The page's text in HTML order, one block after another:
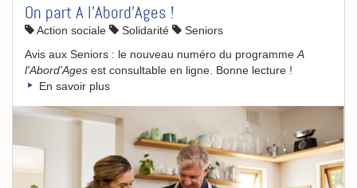
On part A l'Abord'Ages !
Action sociale Solidarité
Seniors
Avis aux Seniors : le nouveau numéro du programme A
l'Abord'Ages est consultable en ligne. Bonne lecture !
En savoir plus